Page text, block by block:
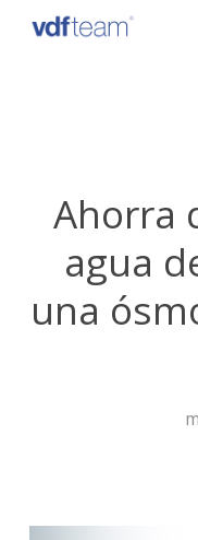
Ahorra
agua
una